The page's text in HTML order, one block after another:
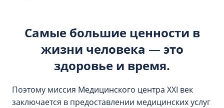
Самые большие ценности в
жизни человека — это
здоровье и время.
Поэтому миссия Медицинского центра ХХI век
заключается в предоставлении медицинских услуг